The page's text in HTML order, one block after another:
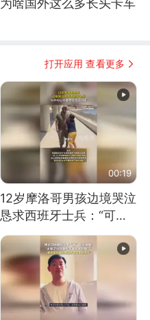
为啥国外这么多长头卡车
打开应用 查看更多
00:19
12岁摩洛哥男孩边境哭泣
恳求西班牙士兵：“可不
可以不要把我遣返回国”